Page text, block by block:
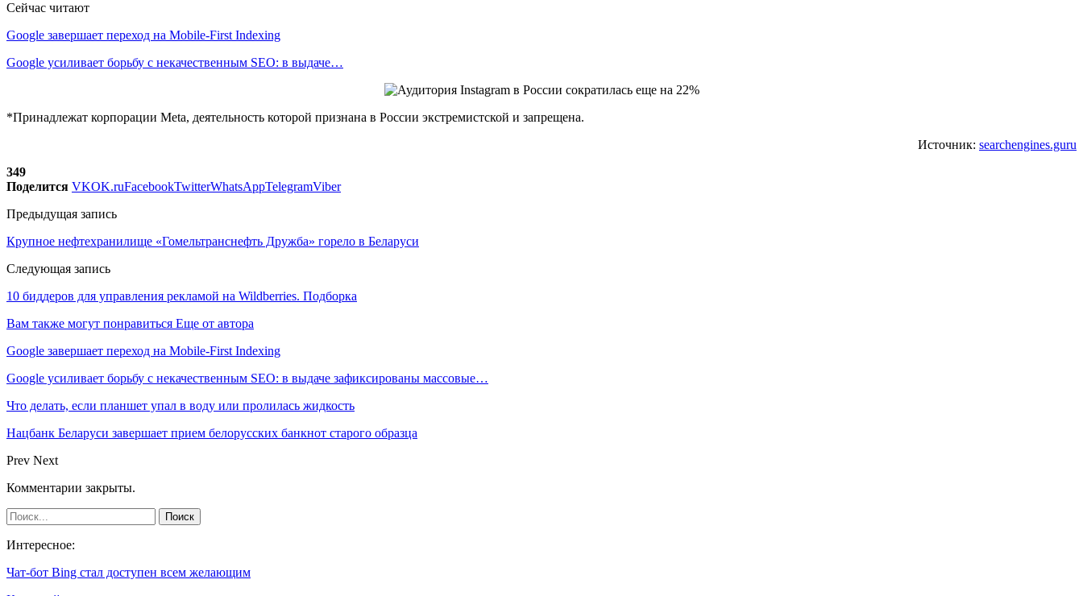
Сейчас читают
Google завершает переход на Mobile-First Indexing
Google усиливает борьбу с некачественным SEO: в выдаче…
*Принадлежат корпорации Meta, деятельность которой признана в России экстремистской и запрещена.
Источник: searchengines.guru
349
Поделится VKOK.ruFacebookTwitterWhatsAppTelegramViber
Предыдущая запись
Крупное нефтехранилище «Гомельтранснефть Дружба» горело в Беларуси
Следующая запись
10 биддеров для управления рекламой на Wildberries. Подборка
Вам также могут понравиться Еще от автора
Google завершает переход на Mobile-First Indexing
Google усиливает борьбу с некачественным SEO: в выдаче зафиксированы массовые…
Что делать, если планшет упал в воду или пролилась жидкость
Нацбанк Беларуси завершает прием белорусских банкнот старого образца
Prev Next
Комментарии закрыты.
Интересное:
Чат-бот Bing стал доступен всем желающим